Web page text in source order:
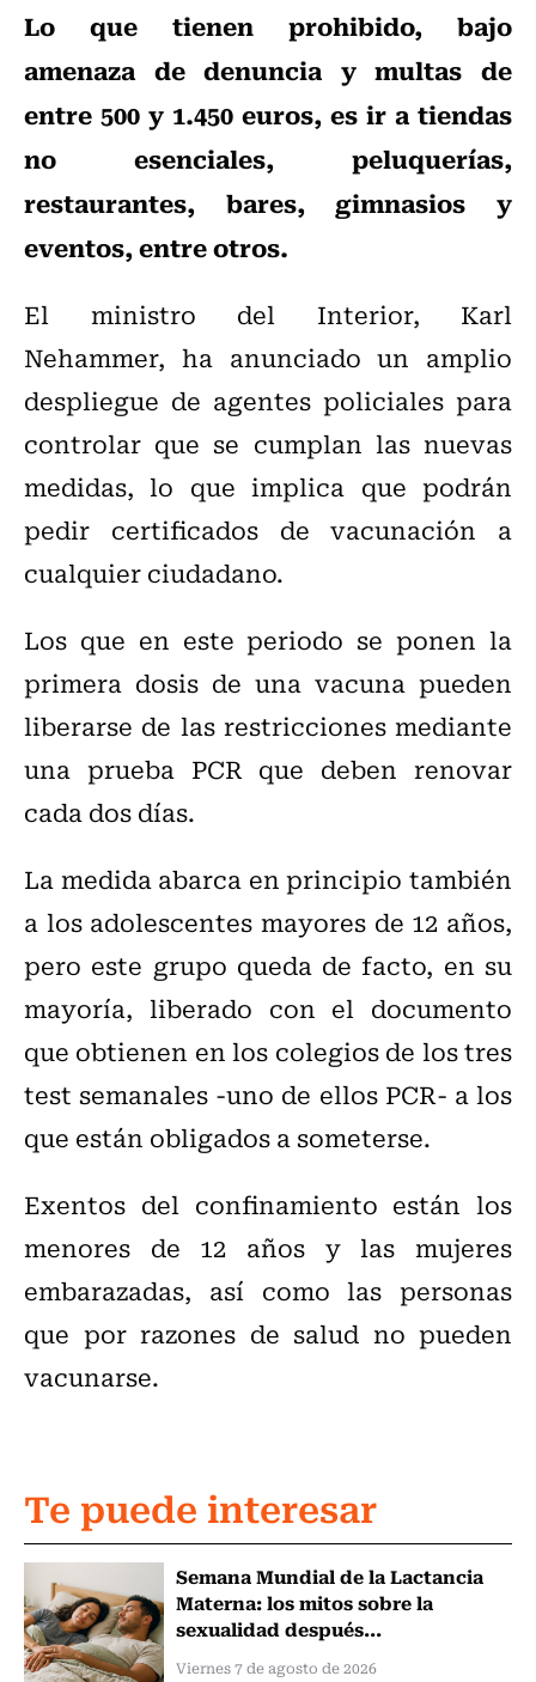
Lo que tienen prohibido, bajo
amenaza de denuncia y multas de
entre 500 y 1.450 euros, es ir a tiendas
no esenciales, peluquerías,
restaurantes, bares, gimnasios y
eventos, entre otros.
El ministro del Interior, Karl
Nehammer, ha anunciado un amplio
despliegue de agentes policiales para
controlar que se cumplan las nuevas
medidas, lo que implica que podrán
pedir certificados de vacunación a
cualquier ciudadano.
Los que en este periodo se ponen la
primera dosis de una vacuna pueden
liberarse de las restricciones mediante
una prueba PCR que deben renovar
cada dos días.
La medida abarca en principio también
a los adolescentes mayores de 12 años,
pero este grupo queda de facto, en su
mayoría, liberado con el documento
que obtienen en los colegios de los tres
test semanales -uno de ellos PCR- a los
que están obligados a someterse.
Exentos del confinamiento están los
menores de 12 años y las mujeres
embarazadas, así como las personas
que por razones de salud no pueden
vacunarse.
Te puede interesar
Semana Mundial de la Lactancia
Materna: los mitos sobre la
sexualidad después...
Viernes 7 de agosto de 2026